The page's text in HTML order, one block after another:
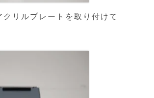
クリルプレートを取り付けて